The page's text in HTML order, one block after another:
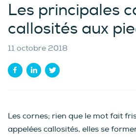
Les principales
callosités aux
11 octobre 2018
Les cornes; rien que le mot fait
appelées callosités, elles se